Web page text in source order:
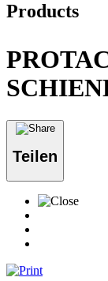
Products
Teilen